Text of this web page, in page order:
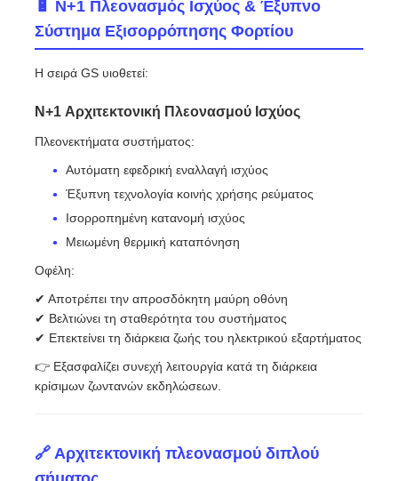
🔋 N+1 Πλεονασμός Ισχύος & Έξυπνο
Σύστημα Εξισορρόπησης Φορτίου
Η σειρά GS υιοθετεί:
N+1 Αρχιτεκτονική Πλεονασμού Ισχύος
Πλεονεκτήματα συστήματος:
Αυτόματη εφεδρική εναλλαγή ισχύος
Έξυπνη τεχνολογία κοινής χρήσης ρεύματος
Ισορροπημένη κατανομή ισχύος
Μειωμένη θερμική καταπόνηση
Οφέλη:
✔ Αποτρέπει την απροσδόκητη μαύρη οθόνη
✔ Βελτιώνει τη σταθερότητα του συστήματος
✔ Επεκτείνει τη διάρκεια ζωής του ηλεκτρικού εξαρτήματος
👉 Εξασφαλίζει συνεχή λειτουργία κατά τη διάρκεια
κρίσιμων ζωντανών εκδηλώσεων.
🔗 Αρχιτεκτονική πλεονασμού διπλού